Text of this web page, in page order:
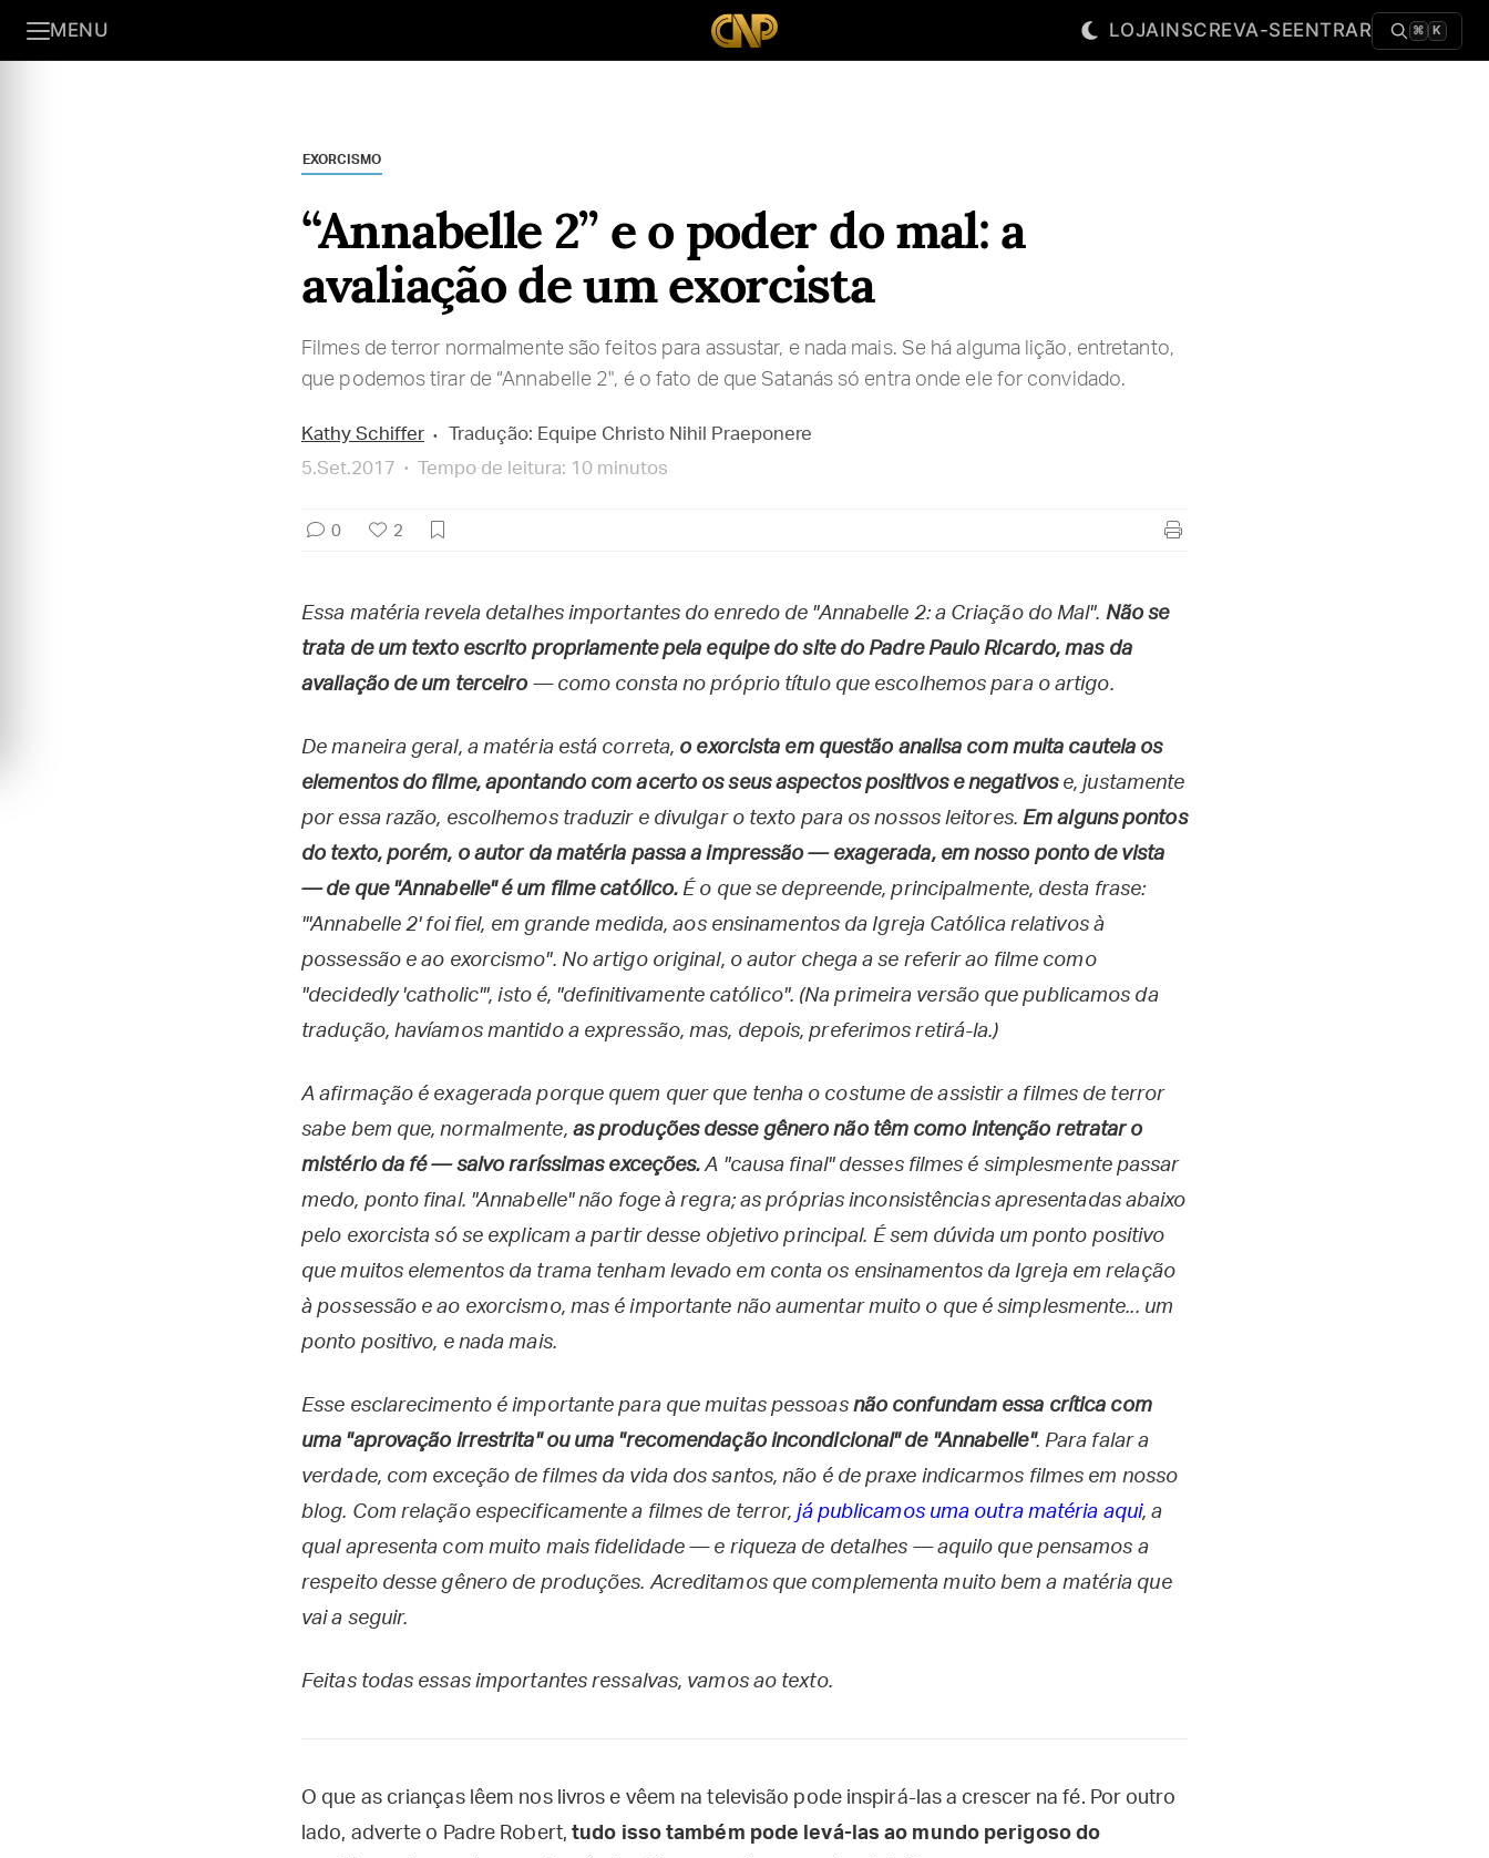
MENU LOJAINSCREVA-SEENTRAR ⌘ K
EXORCISMO
“Annabelle 2” e o poder do mal: a
avaliação de um exorcista
Filmes de terror normalmente são feitos para assustar, e nada mais. Se há alguma lição, entretanto,
que podemos tirar de “Annabelle 2", é o fato de que Satanás só entra onde ele for convidado.
Kathy Schiffer
Tradução: Equipe Christo Nihil Praeponere
5.Set.2017
Tempo de leitura: 10 minutos
0 2
Essa matéria revela detalhes importantes do enredo de "Annabelle 2: a Criação do Mal". Não se
trata de um texto escrito propriamente pela equipe do site do Padre Paulo Ricardo, mas da
avaliação de um terceiro — como consta no próprio título que escolhemos para o artigo.
De maneira geral, a matéria está correta, o exorcista em questão analisa com muita cautela os
elementos do filme, apontando com acerto os seus aspectos positivos e negativose, justamente
por essa razão, escolhemos traduzir e divulgar o texto para os nossos leitores. Em alguns pontos
do texto, porém, o autor da matéria passa a impressão — exagerada, em nosso ponto de vista
— de que "Annabelle" é um filme católico.É o que se depreende, principalmente, desta frase:
"'Annabelle 2' foi fiel, em grande medida, aos ensinamentos da Igreja Católica relativos à
possessão e ao exorcismo". No artigo original, o autor chega a se referir ao filme como
"decidedly 'catholic'", isto é, "definitivamente católico". (Na primeira versão que publicamos da
tradução, havíamos mantido a expressão, mas, depois, preferimos retirá-la.)
A afirmação é exagerada porque quem quer que tenha o costume de assistir a filmes de terror
sabe bem que, normalmente, as produções desse gênero não têm como intenção retratar o
mistério da fé — salvo raríssimas exceções.A "causa final" desses filmes é simplesmente passar
medo, ponto final. "Annabelle" não foge à regra; as próprias inconsistências apresentadas abaixo
pelo exorcista só se explicam a partir desse objetivo principal. É sem dúvida um ponto positivo
que muitos elementos da trama tenham levado em conta os ensinamentos da Igreja em relação
à possessão e ao exorcismo, mas é importante não aumentar muito o que é simplesmente... um
ponto positivo, e nada mais.
Esse esclarecimento é importante para que muitas pessoas não confundam essa crítica com
uma "aprovação irrestrita" ou uma "recomendação incondicional" de "Annabelle". Para falar a
verdade, com exceção de filmes da vida dos santos, não é de praxe indicarmos filmes em nosso
blog. Com relação especificamente a filmes de terror,já publicamos uma outra matéria aqui, a
qual apresenta com muito mais fidelidade — e riqueza de detalhes — aquilo que pensamos a
respeito desse gênero de produções. Acreditamos que complementa muito bem a matéria que
vai a seguir.
Feitas todas essas importantes ressalvas, vamos ao texto.
O que as crianças lêem nos livros e vêem na televisão pode inspirá-las a crescer na fé. Por outro
lado, adverte o Padre Robert,tudo isso também pode levá-las ao mundo perigoso do